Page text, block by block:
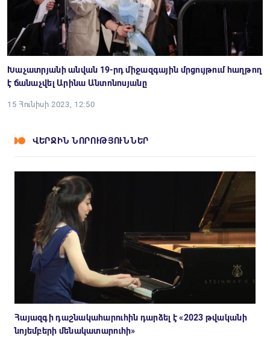
Խաչատրյանի անվան 19-րդ միջազգային մրցույթում հաղթող
է ճանաչվել Արինա Անտոնոսյանը
15 Հունիսի 2023, 12:50
ՎԵՐՋԻՆ ՆՈՐՈՒԹՅՈՒՆՆԵՐ
Հայազգի դաշնակահարուհին դարձել է «2023 թվականի
նոյեմբերի մենակատարուհի»